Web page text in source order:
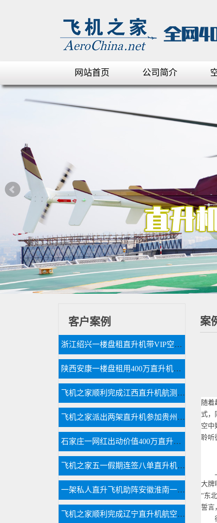
网站首页 公司简介
案
随着
式，
空中
聆听
大牌
“东
誓言
得
客户案例
浙江绍兴一楼盘租直升机带VIP空中看房
陕西安康一楼盘租用400万直升机空中看房
飞机之家顺利完成江西直升机航测作业
飞机之家派出两架直升机参加贵州贵阳航展
石家庄一网红出动价值400万直升机助力直播卖货
飞机之家五一假期连签八单直升机合同
一架私人直升飞机助阵安徽淮南一商场
飞机之家顺利完成辽宁直升机航空测绘